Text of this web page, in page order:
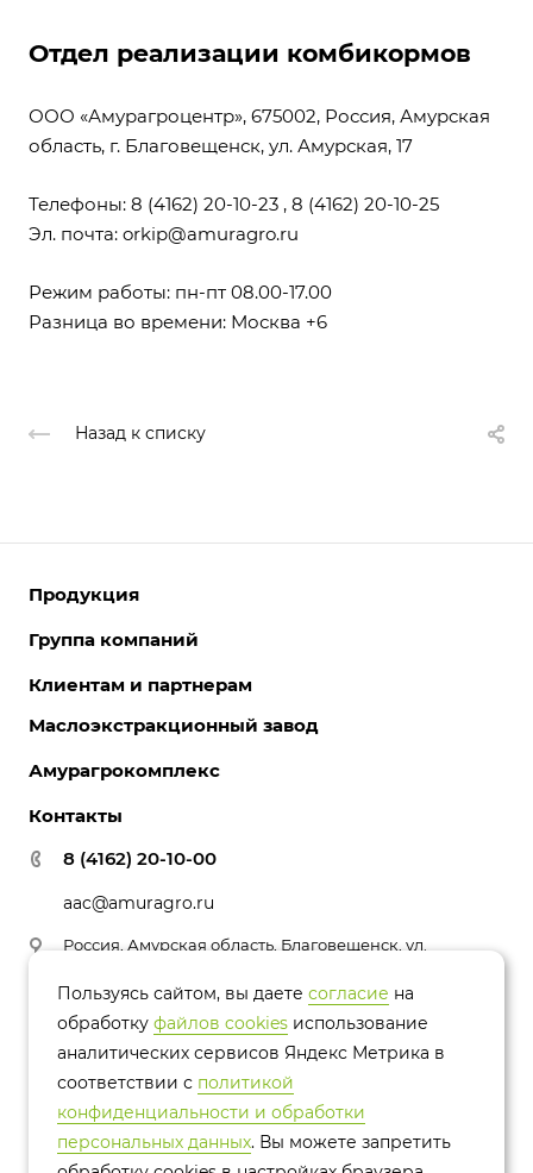
Отдел реализации комбикормов
ООО «Амурагроцентр», 675002, Россия, Амурская
область, г. Благовещенск, ул. Амурская, 17
Телефоны: 8 (4162) 20-10-23 , 8 (4162) 20-10-25
Эл. почта: orkip@amuragro.ru
Режим работы: пн-пт 08.00-17.00
Разница во времени: Москва +6
Назад к списку
Продукция
Белковые продукты
Лецитин соевый
Соя и зерновые
Группа компаний
О компании
История компании
Вакансии
Клиентам и партнерам
Закуп СОИ
Документы и лицензии
Маслоэкстракционный завод
Амурагрокомплекс
Контакты
8 (4162) 20-10-00
aac@amuragro.ru
Россия, Амурская область, Благовещенск, ул.
© 2026 Группа компаний Амурагроцентр
Политика конфиденциальности
Пользуясь сайтом, вы даете согласие на
обработку файлов cookies использование
аналитических сервисов Яндекс Метрика в
соответствии с политикой
конфиденциальности и обработки
персональных данных. Вы можете запретить